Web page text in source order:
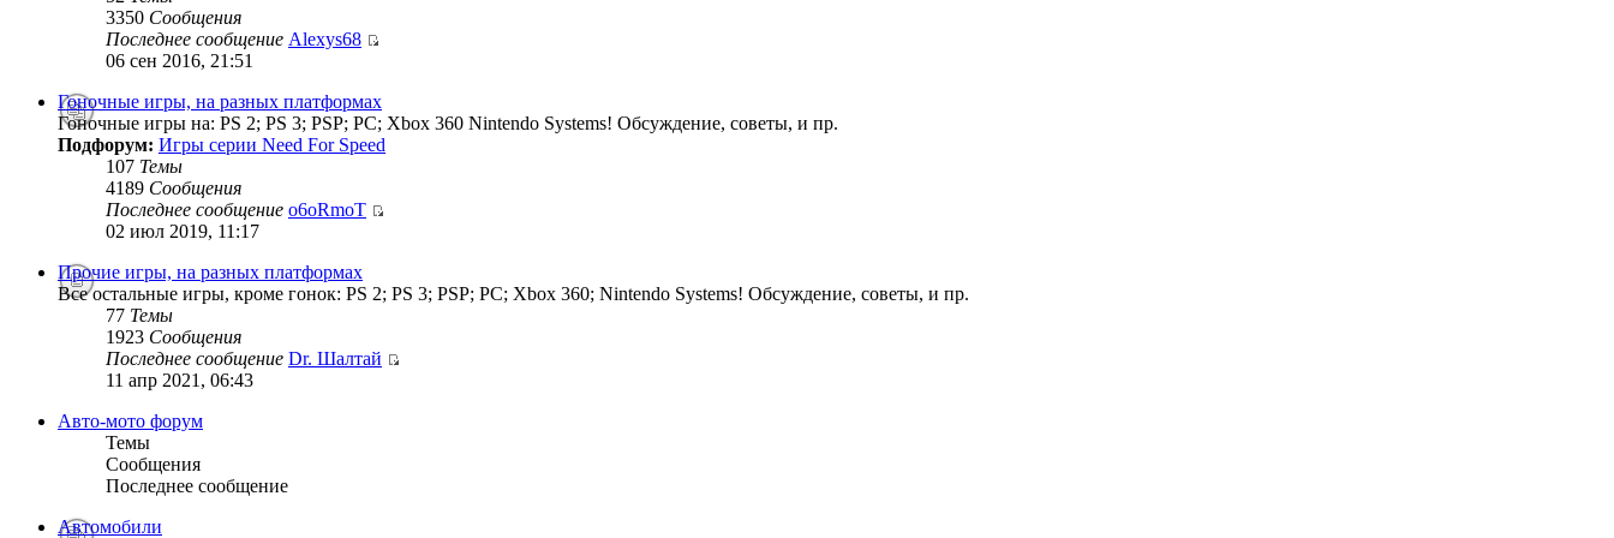
3350 Сообщения
Последнее сообщение Alexys68
06 сен 2016, 21:51
Гоночные игры, на разных платформах
Гоночные игры на: PS 2; PS 3; PSP; PC; Xbox 360 Nintendo Systems! Обсуждение, советы, и пр.
Подфорум: Игры серии Need For Speed
107 Темы
4189 Сообщения
Последнее сообщение o6oRmoT
02 июл 2019, 11:17
Прочие игры, на разных платформах
Все остальные игры, кроме гонок: PS 2; PS 3; PSP; PC; Xbox 360; Nintendo Systems! Обсуждение, советы, и пр.
77 Темы
1923 Сообщения
Последнее сообщение Dr. Шалтай
11 апр 2021, 06:43
Авто-мото форум
Темы
Сообщения
Последнее сообщение
Автомобили